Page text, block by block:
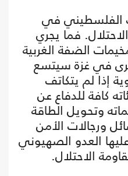
الفلسطيني في
فما يجري
الضفة الغربية
في غزة سيتسع
إذا لم يتكاتف
كافة للدفاع عن
وتحويل الطاقة
ورجالات الأمن
العدو الصهيوني
الاحتلال.